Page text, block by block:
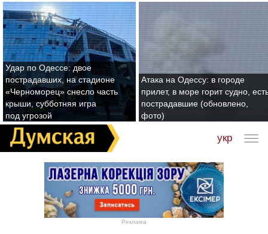
Удар по Одессе: двое
пострадавших, на стадионе
«Черноморец» снесло часть
крыши, субботняя игра
под угрозой
Атака на Одессу: в городе
прилет, в море горит судно,
пострадавшие (обновлено,
фото)
укр
Реклама